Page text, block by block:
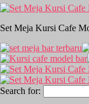
Set Meja Kursi Cafe
Search for: